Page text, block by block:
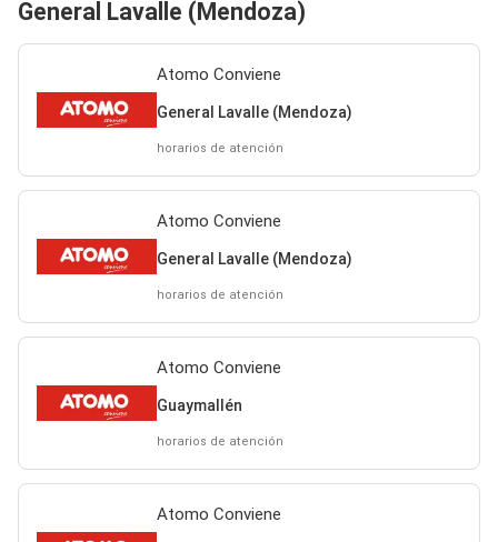
General Lavalle (Mendoza)
Atomo Conviene
General Lavalle (Mendoza)
horarios de atención
Atomo Conviene
General Lavalle (Mendoza)
horarios de atención
Atomo Conviene
Guaymallén
horarios de atención
Atomo Conviene